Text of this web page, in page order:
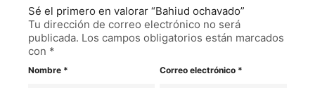
Sé el primero en valorar “Bahiud ochavado”
Tu dirección de correo electrónico no será
publicada. Los campos obligatorios están marcados
con *
Nombre * Correo electrónico *